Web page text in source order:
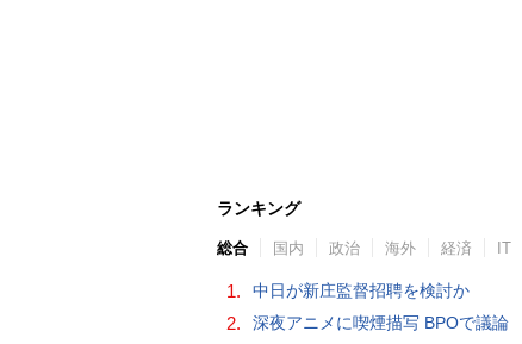
ランキング
総合 国内 政治 海外 経済 IT
1. 中日が新庄監督招聘を検討か
2. 深夜アニメに喫煙描写 BPOで議論